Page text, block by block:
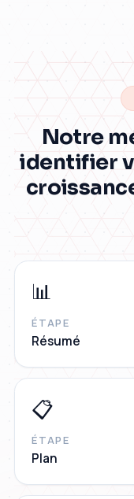
Notre
identifier
📊
ÉTAPE
Résumé
📋
ÉTAPE
Plan